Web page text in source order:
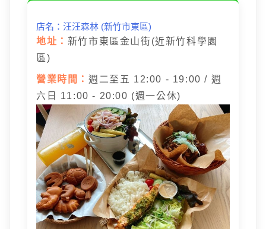
店名：汪汪森林 (新竹市東區)
地址： 新竹市東區金山街(近新竹科學園
區)
營業時間： 週二至五 12:00 - 19:00 / 週
六日 11:00 - 20:00 (週一公休)